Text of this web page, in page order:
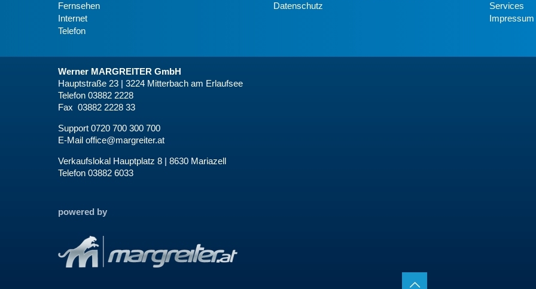
Fernsehen
Internet
Telefon
Datenschutz
Services
Impressum
Werner MARGREITER GmbH
Hauptstraße 23 | 3224 Mitterbach am Erlaufsee
Telefon 03882 2228
Fax 03882 2228 33
Support 0720 700 300 700
E-Mail office@margreiter.at
Verkaufslokal Hauptplatz 8 | 8630 Mariazell
Telefon 03882 6033
powered by